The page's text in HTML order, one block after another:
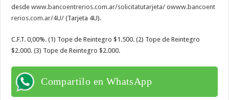
desdewww.bancoentrerios.com.ar/solicitatutarjeta/ owww.bancoent
rerios.com.ar/4U/ (Tarjeta 4U).
C.F.T. 0,00%. (1) Tope de Reintegro $1.500. (2) Tope de Reintegro
$2.000. (3) Tope de Reintegro $2.000.
Compartilo en WhatsApp